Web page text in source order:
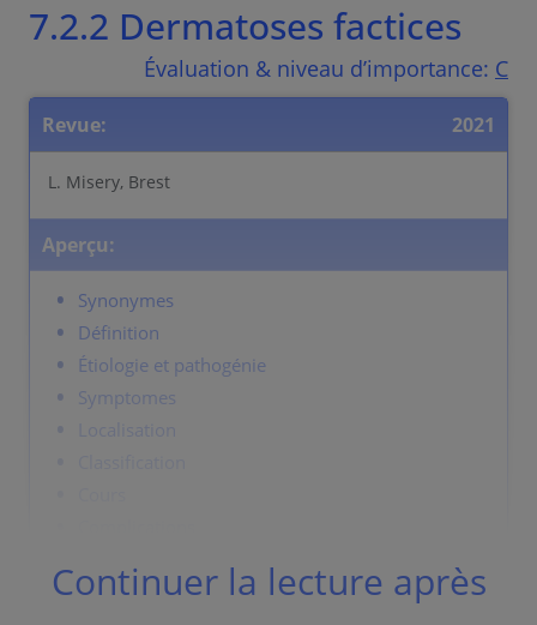
7.2.2 Dermatoses factices
Évaluation & niveau d’importance: C
Revue: 2021
L. Misery, Brest
Aperçu:
Synonymes
Définition
Étiologie et pathogénie
Symptomes
Diagnostic differentiel
Continuer la lecture après